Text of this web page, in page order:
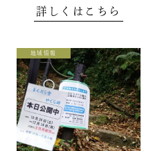
詳しくはこちら
地域情報